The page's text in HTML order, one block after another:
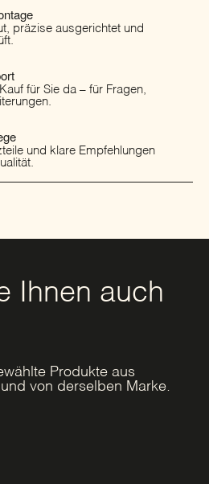
präzise ausgerichtet und
für Sie da – für Fragen,
und klare Empfehlungen
Ihnen auch
Produkte aus
von derselben Marke.